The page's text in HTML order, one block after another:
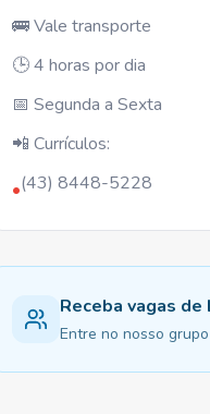
🚌 Vale transporte
🕒 4 horas por dia
📅 Segunda a Sexta
📲 Currículos:
•(43) 8448-5228
Receba vagas
Entre no nosso